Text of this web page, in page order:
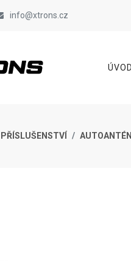
info@xtrons.cz
ÚVOD
PŘÍSLUŠENSTVÍ